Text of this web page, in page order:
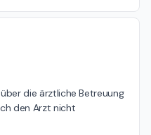
die ärztliche Betreuung
den Arzt nicht